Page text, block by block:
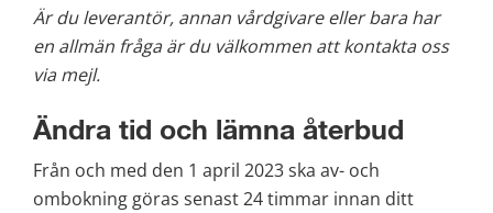
Är du leverantör, annan vårdgivare eller bara har
en allmän fråga är du välkommen att kontakta oss
via mejl.
Ändra tid och lämna återbud
Från och med den 1 april 2023 ska av- och
ombokning göras senast 24 timmar innan ditt